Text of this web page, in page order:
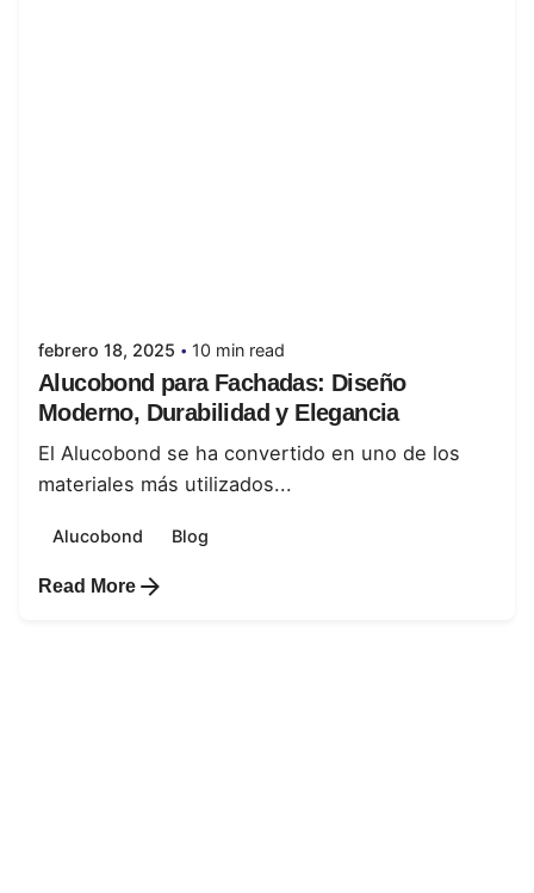
febrero 18, 2025 10 min read
Alucobond para Fachadas: Diseño
Moderno, Durabilidad y Elegancia
El Alucobond se ha convertido en uno de los
materiales más utilizados...
Alucobond Blog
Read More